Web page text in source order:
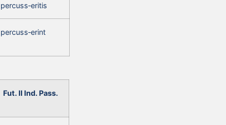
percuss‑eritis
percuss‑erint
Fut. II Ind. Pass.